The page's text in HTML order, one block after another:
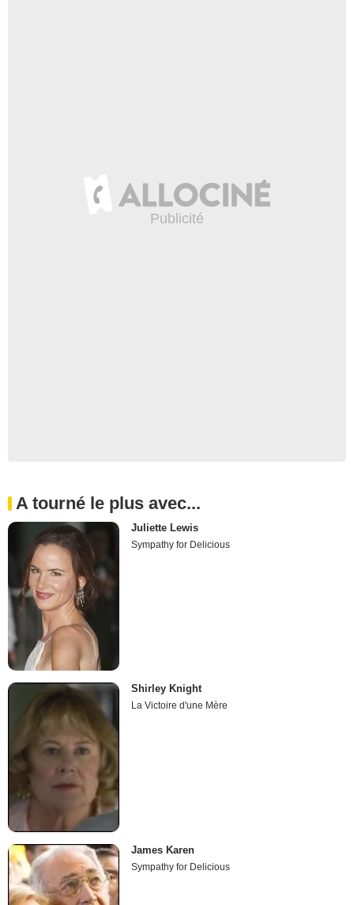
A tourné le plus avec...
Juliette Lewis
Sympathy for Delicious
Shirley Knight
La Victoire d'une Mère
James Karen
Sympathy for Delicious